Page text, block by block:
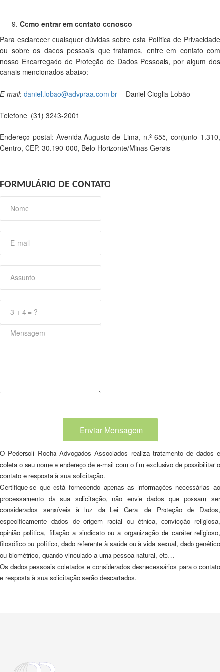
Como entrar em contato conosco
Para esclarecer quaisquer dúvidas sobre esta Política de Privacidade
ou sobre os dados pessoais que tratamos, entre em contato com
nosso Encarregado de Proteção de Dados Pessoais, por algum dos
canais mencionados abaixo:
E-mail: daniel.lobao@advpraa.com.br - Daniel Cioglia Lobão
Telefone: (31) 3243-2001
Endereço postal: Avenida Augusto de Lima, n.º 655, conjunto 1.310,
Centro, CEP. 30.190-000, Belo Horizonte/Minas Gerais
FORMULÁRIO DE CONTATO
Enviar Mensagem
O Pedersoli Rocha Advogados Associados realiza tratamento de dados e
coleta o seu nome e endereço de e-mail com o fim exclusivo de possibilitar o
contato e resposta à sua solicitação.
Certifique-se que está fornecendo apenas as informações necessárias ao
processamento da sua solicitação, não envie dados que possam ser
considerados sensíveis à luz da Lei Geral de Proteção de Dados,
especificamente dados de origem racial ou étnica, convicção religiosa,
opinião política, filiação a sindicato ou a organização de caráter religioso,
filosófico ou político, dado referente à saúde ou à vida sexual, dado genético
ou biométrico, quando vinculado a uma pessoa natural, etc…
Os dados pessoais coletados e considerados desnecessários para o contato
e resposta à sua solicitação serão descartados.